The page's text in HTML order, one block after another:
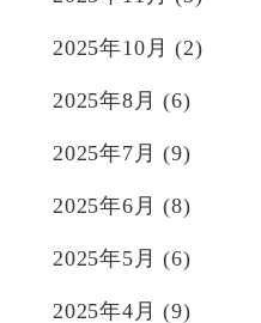
2025年10月 (2)
2025年8月 (6)
2025年7月 (9)
2025年6月 (8)
2025年5月 (6)
2025年4月 (9)